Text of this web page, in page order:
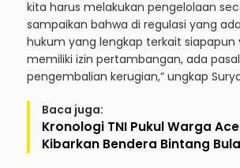
kita harus melakukan pengelolaan
sampaikan bahwa di regulasi yang
hukum yang lengkap terkait siapapun
memiliki izin pertambangan, ada
pengembalian kerugian,” ungkap
Baca juga:
Kronologi TNI Pukul Warga
Kibarkan Bendera Bintang